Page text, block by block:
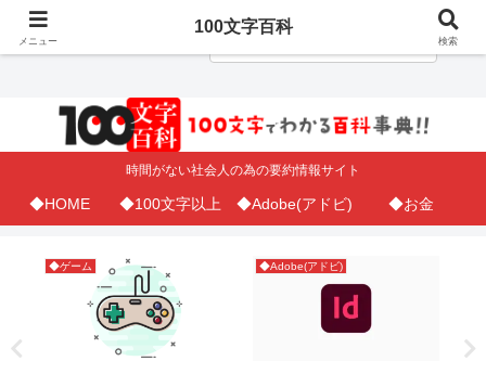
時間がない社会人の為の要約情報サイト
◆HOME ◆100文字以上 ◆Adobe(アドビ) ◆お金
◆ゲーム ◆Adobe(アドビ)
メニュー
100文字百科
検索